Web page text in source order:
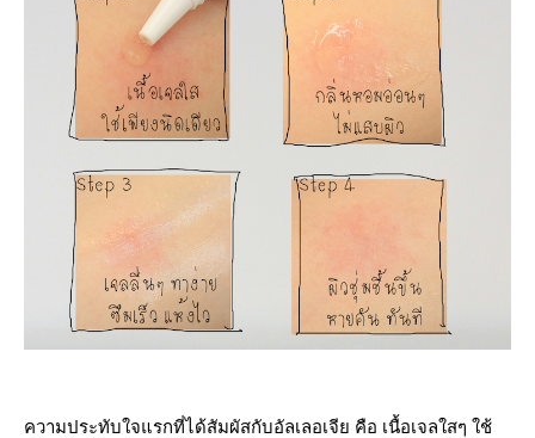
ความประทับใจแรกที่ได้สัมผัสกับอัลเลอเจีย คือ เนื้อเจลใสๆ ใช้